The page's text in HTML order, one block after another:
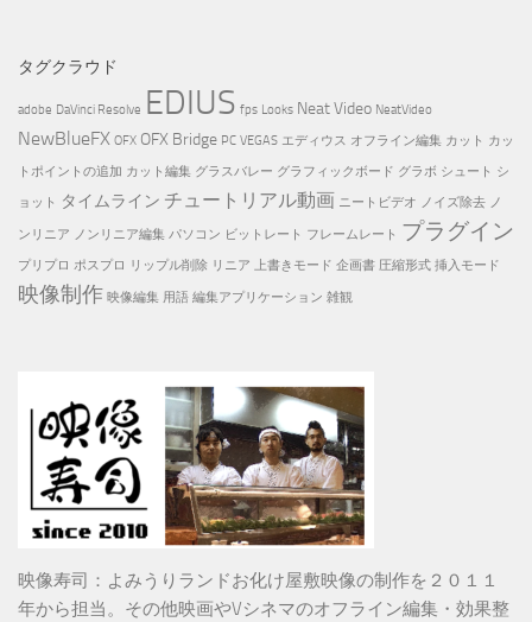
タグクラウド
adobe DaVinci Resolve EDIUS fps Looks Neat Video NeatVideo
NewBlueFX OFX OFX Bridge PC VEGAS エディウス オフライン編集 カット カッ
トポイントの追加 カット編集 グラスバレー グラフィックボード グラボ シュート シ
ョット
タイムライン チュートリアル動画 ニートビデオ ノイズ除去 ノ
ンリニア ノンリニア編集 パソコン ビットレート フレームレート プラグイン
プリプロ ポスプロ リップル削除 リニア 上書きモード 企画書 圧縮形式 挿入モード
映像制作 映像編集 用語 編集アプリケーション 雑観
映像寿司：よみうりランドお化け屋敷映像の制作を２０１１
年から担当。その他映画やVシネマのオフライン編集・効果整